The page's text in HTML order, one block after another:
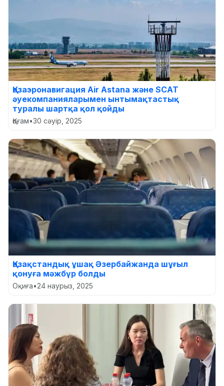
Қазаэронавигация Air Astana және SCAT
әуекомпанияларымен ынтымақтастық
туралы шартқа қол қойды
Қоғам•30 сәуір, 2025
Қазақстандық ұшақ Әзербайжанда шұғыл
қонуға мәжбүр болды
Оқиға•24 наурыз, 2025